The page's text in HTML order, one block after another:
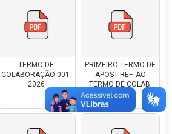
TERMO DE
COLABORAÇÃO 001-
2026
PRIMEIRO TERMO DE
APOST REF. AO
TERMO DE COLAB.
003-2026